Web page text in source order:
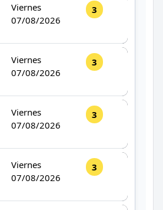
Viernes
07/08/2026
3
Viernes
07/08/2026
3
Viernes
07/08/2026
3
Viernes
07/08/2026
3